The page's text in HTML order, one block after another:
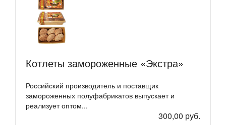
Котлеты замороженные «Экстра»
Российский производитель и поставщик
замороженных полуфабрикатов выпускает и
реализует оптом...
300,00 руб.